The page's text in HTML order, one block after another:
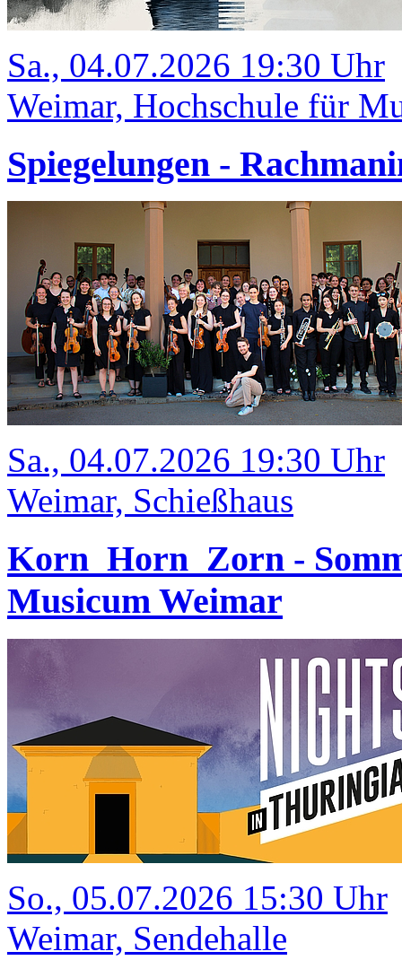
Sa., 04.07.2026 19:30 Uhr
Weimar, Hochschule für
Spiegelungen -
Sa., 04.07.2026 19:30 Uhr
Weimar, Schießhaus
Korn_Horn_Zorn -
Musicum Weimar
So., 05.07.2026 15:30 Uhr
Weimar, Sendehalle